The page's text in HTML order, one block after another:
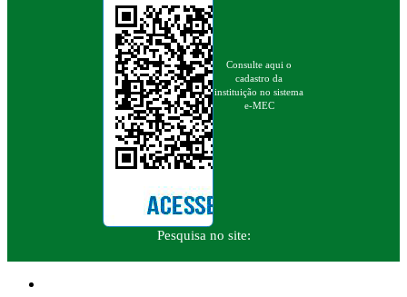
Consulte aqui o
cadastro da
instituição no sistema
e-MEC
Pesquisa no site: